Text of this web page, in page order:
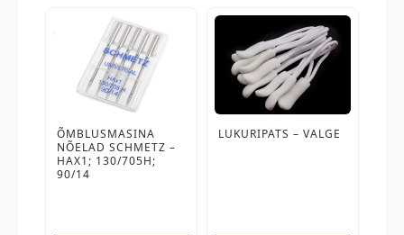
ÕMBLUSMASINA
NÕELAD SCHMETZ –
HAX1; 130/705H;
90/14
LUKURIPATS – VALGE